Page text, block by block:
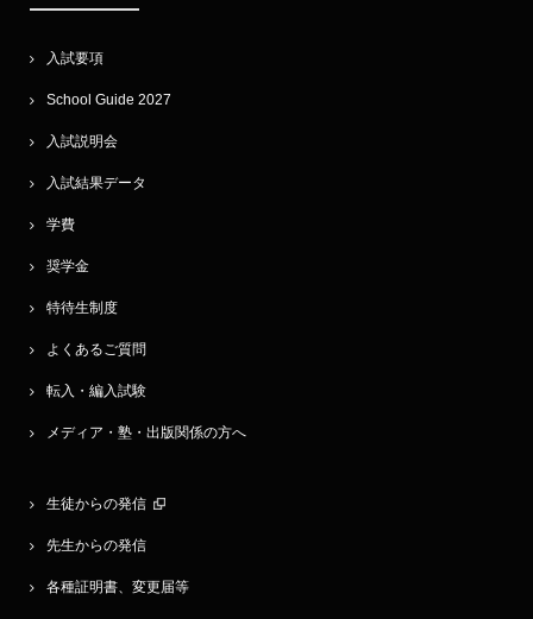
入試要項
School Guide 2027
入試説明会
入試結果データ
学費
奨学金
特待生制度
よくあるご質問
転入・編入試験
メディア・塾・出版関係の方へ
生徒からの発信
先生からの発信
各種証明書、変更届等